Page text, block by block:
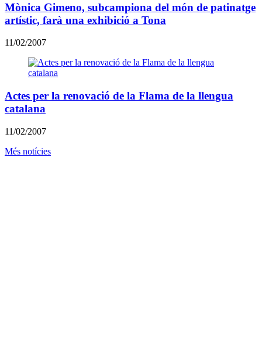
Mònica Gimeno, subcampiona del món de patinatge
artístic, farà una exhibició a Tona
11/02/2007
Actes per la renovació de la Flama de la llengua
catalana
11/02/2007
Més notícies